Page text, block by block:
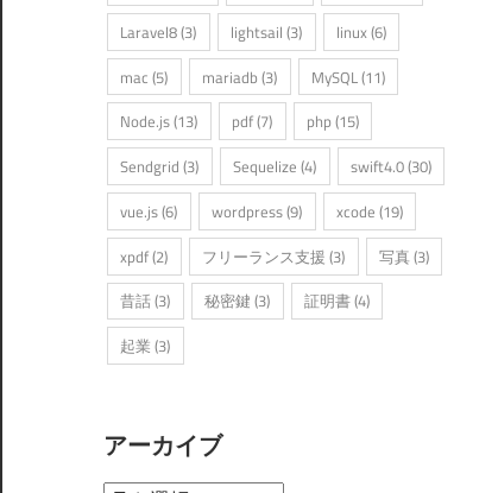
Laravel8(3) lightsail (3) linux(6)
mac (5) mariadb (3) MySQL(11)
Node.js(13) pdf(7) php(15)
Sendgrid (3) Sequelize (4) swift4.0(30)
vue.js(6) wordpress(9) xcode (19)
xpdf(2) フリーランス支援 (3) 写真(3)
昔話(3) 秘密鍵 (3) 証明書(4)
起業 (3)
アーカイブ